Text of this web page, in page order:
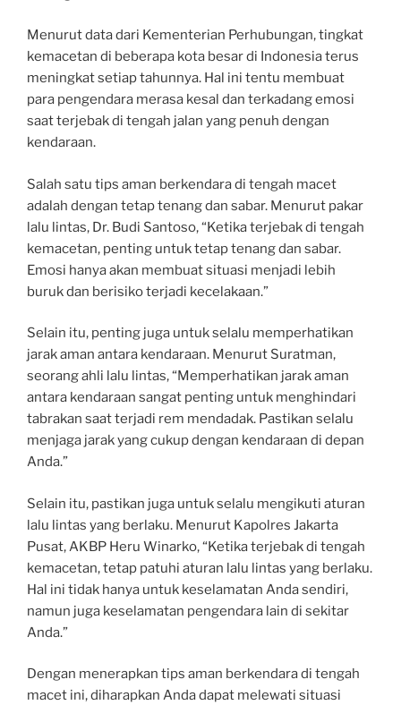
Menurut data dari Kementerian Perhubungan, tingkat
kemacetan di beberapa kota besar di Indonesia terus
meningkat setiap tahunnya. Hal ini tentu membuat
para pengendara merasa kesal dan terkadang emosi
saat terjebak di tengah jalan yang penuh dengan
kendaraan.
Salah satu tips aman berkendara di tengah macet
adalah dengan tetap tenang dan sabar. Menurut pakar
lalu lintas, Dr. Budi Santoso, “Ketika terjebak di tengah
kemacetan, penting untuk tetap tenang dan sabar.
Emosi hanya akan membuat situasi menjadi lebih
buruk dan berisiko terjadi kecelakaan.”
Selain itu, penting juga untuk selalu memperhatikan
jarak aman antara kendaraan. Menurut Suratman,
seorang ahli lalu lintas, “Memperhatikan jarak aman
antara kendaraan sangat penting untuk menghindari
tabrakan saat terjadi rem mendadak. Pastikan selalu
menjaga jarak yang cukup dengan kendaraan di depan
Anda.”
Selain itu, pastikan juga untuk selalu mengikuti aturan
lalu lintas yang berlaku. Menurut Kapolres Jakarta
Pusat, AKBP Heru Winarko, “Ketika terjebak di tengah
kemacetan, tetap patuhi aturan lalu lintas yang berlaku.
Hal ini tidak hanya untuk keselamatan Anda sendiri,
namun juga keselamatan pengendara lain di sekitar
Anda.”
Dengan menerapkan tips aman berkendara di tengah
macet ini, diharapkan Anda dapat melewati situasi